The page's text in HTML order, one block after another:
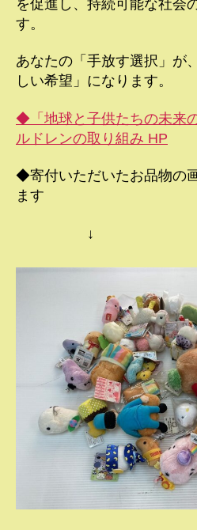
を促進し、持続可能な社会
す。
あなたの「手放す選択」が
しい希望」になります。
◆「地球と子供たちの未来
ルドレンの取り組み HP
◆寄付いただいたお品物の
ます
↓